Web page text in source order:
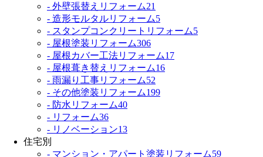
- 外壁張替えリフォーム21
- 造形モルタルリフォーム5
- スタンプコンクリートリフォーム5
- 屋根塗装リフォーム306
- 屋根カバー工法リフォーム17
- 屋根葺き替えリフォーム16
- 雨漏り工事リフォーム52
- その他塗装リフォーム199
- 防水リフォーム40
- リフォーム36
- リノベーション13
住宅別
- マンション・アパート塗装リフォーム59